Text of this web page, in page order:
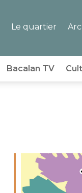
Le quartier
Bacalan TV